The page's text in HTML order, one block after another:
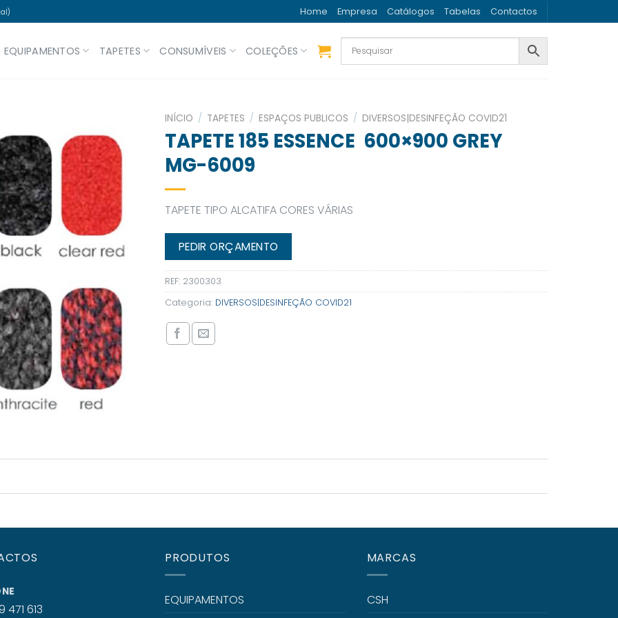
Home Empresa Catálogos Tabelas Contactos
EQUIPAMENTOS TAPETES CONSUMÍVEIS COLEÇÕES
INÍCIO / TAPETES / ESPAÇOS PUBLICOS / DIVERSOS|DESINFEÇÃO COVID21
TAPETE 185 ESSENCE 600×900 GREY
MG-6009
TAPETE TIPO ALCATIFA CORES VÁRIAS
PEDIR ORÇAMENTO
REF: 2300303
Categoria: DIVERSOS|DESINFEÇÃO COVID21
471 613
PRODUTOS
EQUIPAMENTOS
MARCAS
CSH